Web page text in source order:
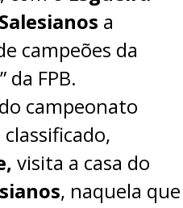
a
campeões da
da FPB.
campeonato
visita a casa do
, naquela que